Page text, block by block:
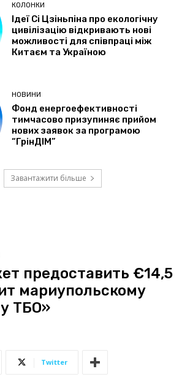
КОЛОНКИ
Ідеї Сі Цзіньпіна про екологічну
цивілізацію відкривають нові
можливості для співпраці між
Китаєм та Україною
НОВИНИ
Фонд енергоефективності
тимчасово призупиняє прийом
нових заявок за програмою
“ГрінДІМ”
Завантажити більше